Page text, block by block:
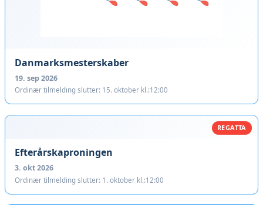
Danmarksmesterskaber
19. sep 2026
Ordinær tilmelding slutter: 15. oktober kl.:12:00
REGATTA
Efterårskaproningen
3. okt 2026
Ordinær tilmelding slutter: 1. oktober kl.:12:00